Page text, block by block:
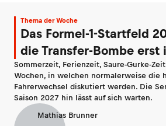
Thema der Woche
Das Formel-1-Startfeld
die Transfer-Bombe erst
Sommerzeit, Ferienzeit, Saure-Gurke-
Wochen, in welchen normalerweise die
Fahrerwechsel diskutiert werden. Die
Saison 2027 hin lässt auf sich warten.
Mathias Brunner